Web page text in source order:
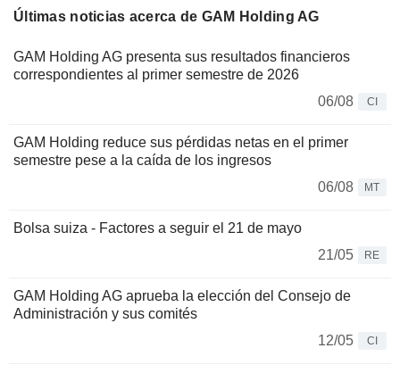
Últimas noticias acerca de GAM Holding AG
GAM Holding AG presenta sus resultados financieros
correspondientes al primer semestre de 2026
06/08
CI
GAM Holding reduce sus pérdidas netas en el primer
semestre pese a la caída de los ingresos
06/08
MT
Bolsa suiza - Factores a seguir el 21 de mayo
21/05
RE
GAM Holding AG aprueba la elección del Consejo de
Administración y sus comités
12/05
CI